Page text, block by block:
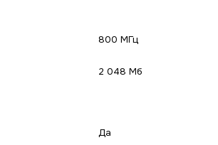
800 МГц
2 048 Мб
Да